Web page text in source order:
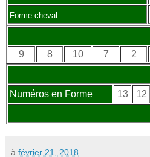
Forme cheval
9 8 10 7 2
Numéros en Forme 13 12
à février 21, 2018